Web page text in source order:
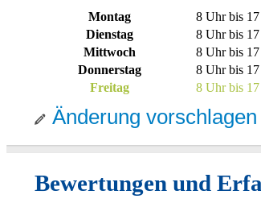
Montag
8 Uhr bis
Dienstag
8 Uhr bis
Mittwoch
8 Uhr bis
Donnerstag
8 Uhr bis
Freitag
8 Uhr bis
Änderung vorschlagen
Bewertungen und